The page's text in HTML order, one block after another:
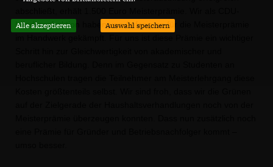
Landtagsfraktion haben von Anfang an für die Meisterprämie
Alle akzeptieren Auswahl speichern